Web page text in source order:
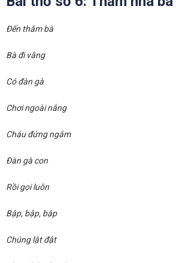
Đến thăm bà
Bà đi vắng
Có đàn gà
Chơi ngoài nắng
Cháu đứng ngắm
Đàn gà con
Rồi gọi luôn
Bập, bập, bập
Chúng lật đật